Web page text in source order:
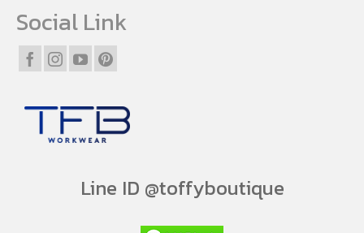
Social Link
Line ID @toffyboutique